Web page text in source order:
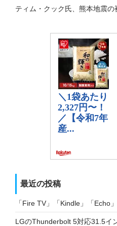
ティム・クック氏、熊本地震
最近の投稿
「Fire TV」「Kindle」「Echo
LGのThunderbolt 5対応31.5イ